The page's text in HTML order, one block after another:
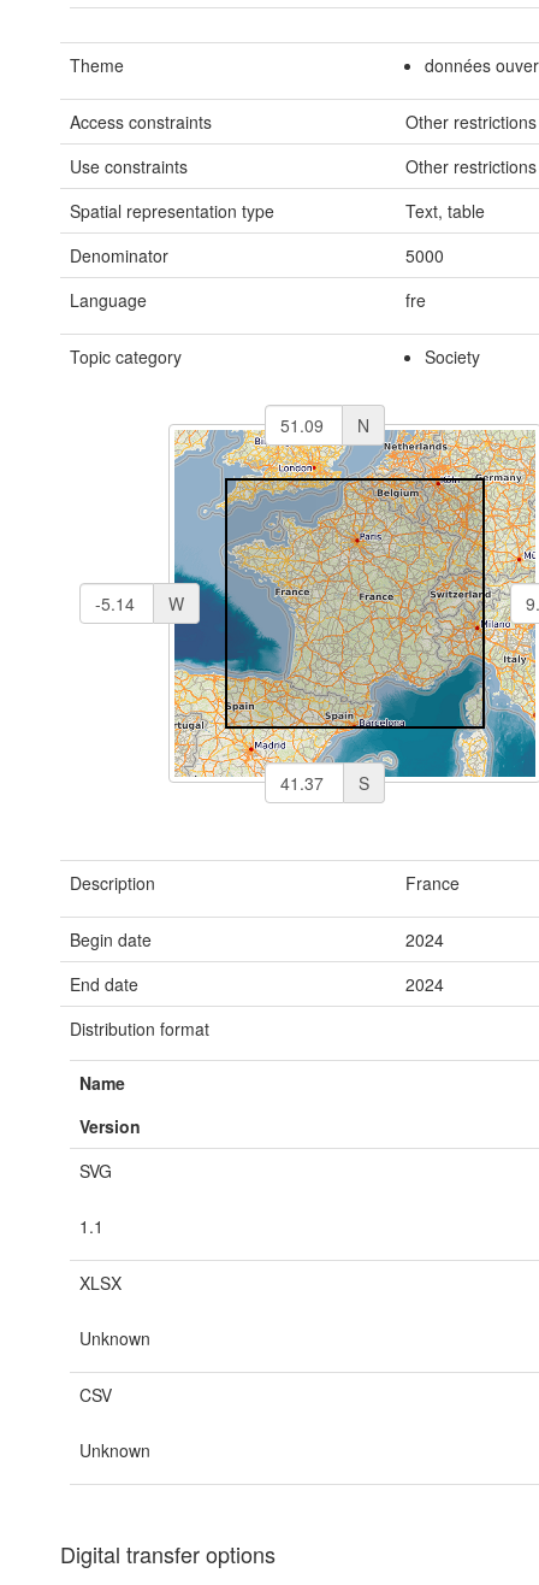
Theme données
Access constraints
Other restrictions
Use constraints
Other restrictions
Spatial representation type
Text, table
Denominator
5000
Language
fre
Topic category Society
N
S
W
Description France
Begin date
2024
End date
2024
Distribution format
Name
Version
SVG
1.1
XLSX
Unknown
CSV
Unknown
Digital transfer options